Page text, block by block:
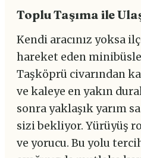
Toplu Taşıma ile
Kendi aracınız yoksa
hareket eden
Taşköprü civarından
ve kaleye en yakın
sonra yaklaşık yarım
sizi bekliyor. Yürüyüş
ve yorucu. Bu yolu